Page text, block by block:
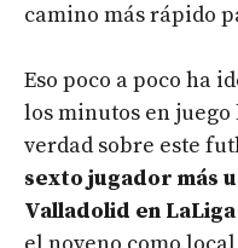
camino más rápido
Eso poco a poco ha
los minutos en
verdad sobre este
sexto jugador más
Valladolid en LaLiga